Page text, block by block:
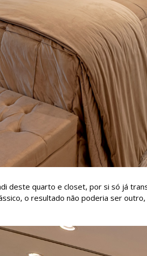
deste quarto e closet, por si só já
o resultado não poderia ser